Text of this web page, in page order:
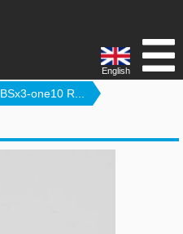
English
BSx3-one10 R...